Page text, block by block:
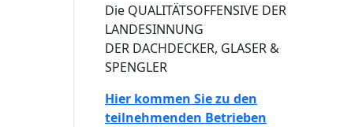
Die QUALITÄTSOFFENSIVE DER
LANDESINNUNG
DER DACHDECKER, GLASER &
SPENGLER
Hier kommen Sie zu den
teilnehmenden Betrieben